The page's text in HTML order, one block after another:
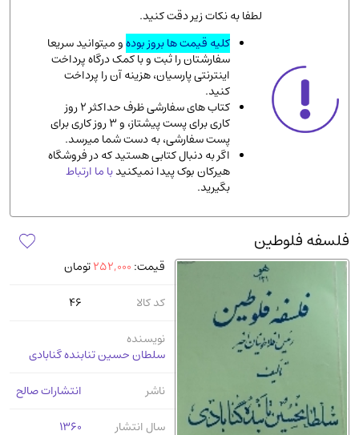
طب گیاهی و سنتی(45)
فلسفه و جامعه شناسی(151)
ادبیات و شعر
ادیان و مذاهب
دانشگاهی و آموزشی
اقتصادی، بازاریابی و مالی(57)
پزشکی(140)
کامپیوتر و نرم افزار
ورزشی و تربیت بدنی
آشپزی و خوراکی(25)
سرگرمی و بازی(7)
رمان و داستان خارجی
حقوقی و قانون(47)
کتاب های مصور رنگی و گلاسه(23)
لطفا به نکات زیر دقت کنید.
کلیه قیمت ها بروز بودهو میتوانید سریعا
سفارشتان را ثبت و با کمک درگاه پرداخت
اینترنتی پارسیان، هزینه آن را پرداخت
کنید.
کتاب های سفارشی ظرف حداکثر 2 روز
کاری برای پست پیشتاز، و 3 روز کاری برای
پست سفارشی، به دست شما میرسد.
اگر به دنبال کتابی هستید که در فروشگاه
هیرکان بوک پیدا نمیکنیدبا ما ارتباط
بگیرید.
فلسفه فلوطین
قیمت: 252,000تومان
کد کالا
46
نویسنده
سلطان حسین تنابنده گنابادی
ناشر
انتشارات صالح
سال انتشار
1360